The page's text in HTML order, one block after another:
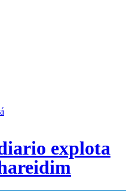
explota